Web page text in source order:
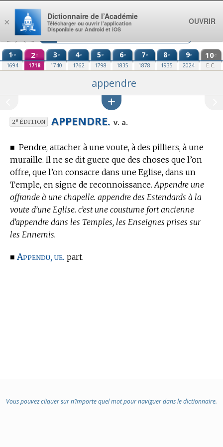
Aller au contenu
1re
1694
2e
1718
3e
1740
4e
1762
5e
1798
6e
1835
7e
1878
8e
1935
9e
2024
10e
E.C.
appendre
2eÉDITION APPENDRE. v. a.
■ Pendre, attacher à une voute, à des pilliers, à une
muraille. Il ne se dit guere que des choses que l’on
offre, que l’on consacre dans une Eglise, dans un
Temple, en signe de reconnoissance.Appendre une
offrande à une chapelle. appendre des Estendards à la
voute d’une Eglise. c’est une coustume fort ancienne
d’appendre dans les Temples, les Enseignes prises sur
les Ennemis.
■Appendu, ue. part.
Vous pouvez cliquer sur n’importe quel mot pour naviguer dans le dictionnaire.
×
Dictionnaire de l’Académie
Télécharger ou ouvrir l’application
Disponible sur Android et iOS
OUVRIR